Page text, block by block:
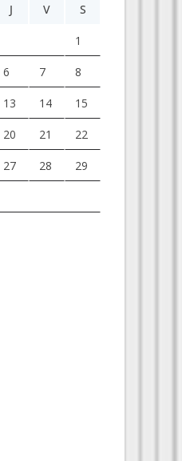
J V S
1
6 7 8
13 14 15
20 21 22
27 28 29